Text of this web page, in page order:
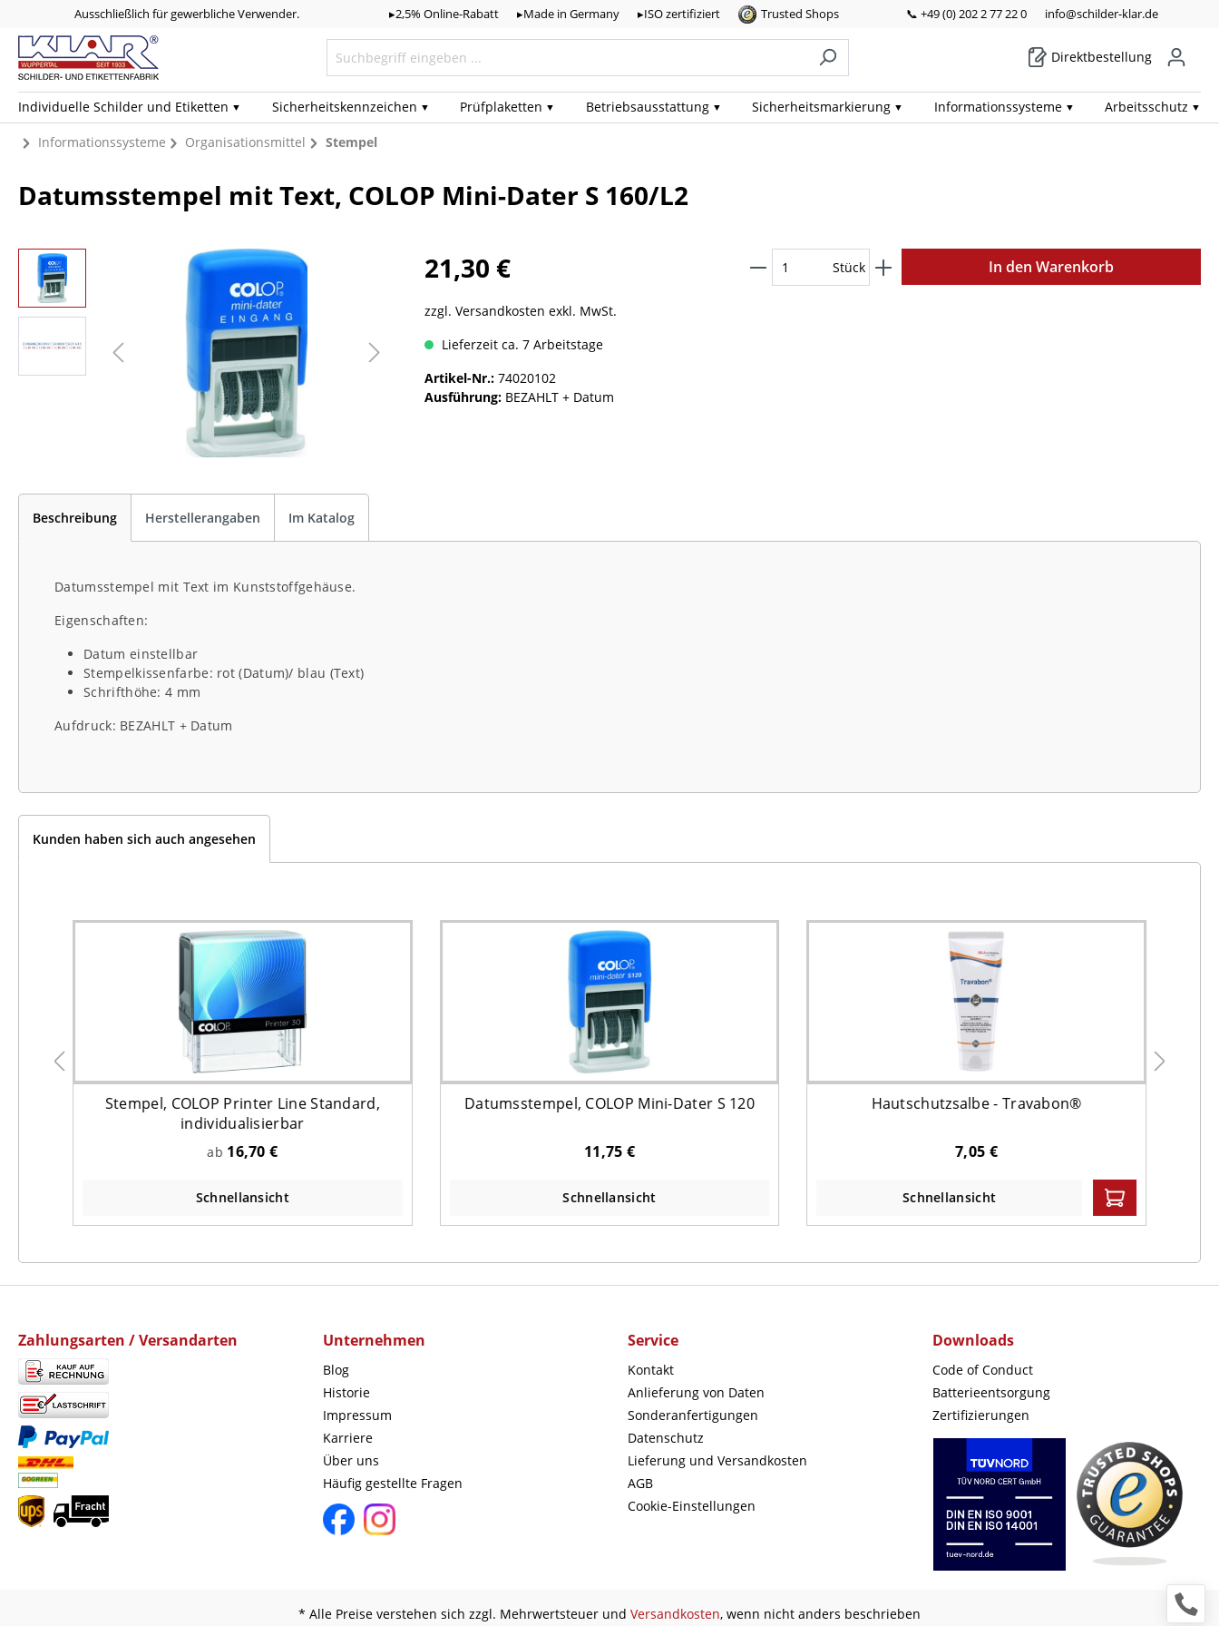
Ausschließlich für gewerbliche Verwender. ▸2,5% Online-Rabatt ▸Made in Germany ▸ISO zertifiziert Trusted Shops 📞 +49 (0) 202 2 77 22 0 info@schilder-klar.de
Direktbestellung
Individuelle Schilder und Etiketten Sicherheits­kennzeichen Prüf­plaketten Betriebs­ausstattung Sicherheits­markierung Informations­systeme Arbeits­schutz
Informationssysteme Organisationsmittel Stempel
Datumsstempel mit Text, COLOP Mini-Dater S 160/L2
21,30 €
zzgl. Versandkosten exkl. MwSt.
Stück In den Warenkorb
Lieferzeit ca. 7 Arbeitstage
Artikel-Nr.: 74020102
Ausführung: BEZAHLT + Datum
Beschreibung Herstellerangaben Im Katalog
Datumsstempel mit Text im Kunststoffgehäuse.
Eigenschaften:
Datum einstellbar
Stempelkissenfarbe: rot (Datum)/ blau (Text)
Schrifthöhe: 4 mm
Aufdruck: BEZAHLT + Datum
Kunden haben sich auch angesehen
Stempel, COLOP Printer Line Standard,
individualisierbar
ab 16,70 €
Schnellansicht
Datumsstempel, COLOP Mini-Dater S 120
11,75 €
Schnellansicht
Hautschutzsalbe - Travabon®
7,05 €
Schnellansicht
Zahlungsarten / Versandarten Unternehmen
Blog
Historie
Impressum
Karriere
Über uns
Häufig gestellte Fragen
Service
Kontakt
Anlieferung von Daten
Sonderanfertigungen
Datenschutz
Lieferung und Versandkosten
AGB
Cookie-Einstellungen
Downloads
Code of Conduct
Batterieentsorgung
Zertifizierungen
* Alle Preise verstehen sich zzgl. Mehrwertsteuer und Versandkosten, wenn nicht anders beschrieben